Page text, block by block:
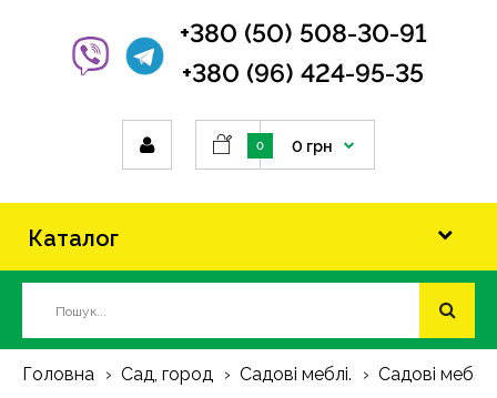
+380 (50) 508-30-91
+380 (96) 424-95-35
0 0 грн
Каталог
Головна Сад, город Садові меблі. Садові меблі